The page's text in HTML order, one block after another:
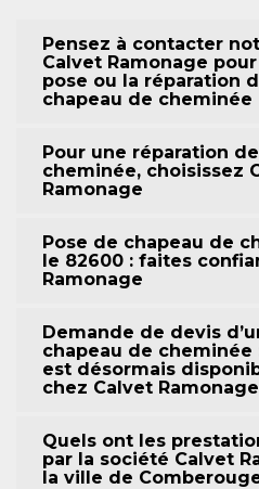
Pensez à contacter
Calvet Ramonage
pose ou la réparation
chapeau de cheminée
Pour une réparation
cheminée, choisissez
Ramonage
Pose de chapeau de
le 82600 : faites
Ramonage
Demande de devis
chapeau de cheminée
est désormais
chez Calvet Ramonage
Quels ont les
par la société Calvet
la ville de